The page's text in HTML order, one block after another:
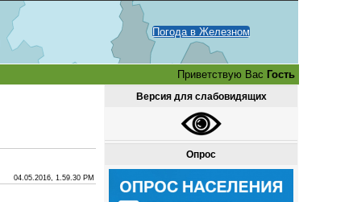
Погода в Железном
Приветствую Вас Гость
04.05.2016, 1.59.30 PM
Версия для слабовидящих
Опрос